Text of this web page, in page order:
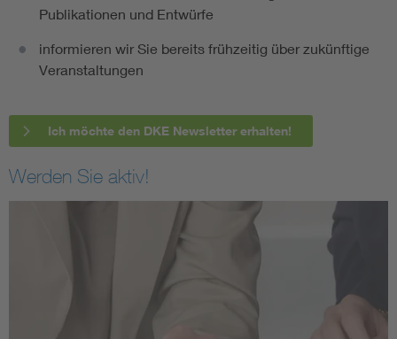
Publikationen und Entwürfe
informieren wir Sie bereits frühzeitig über zukünftige
Veranstaltungen
Ich möchte den DKE Newsletter erhalten!
Werden Sie aktiv!